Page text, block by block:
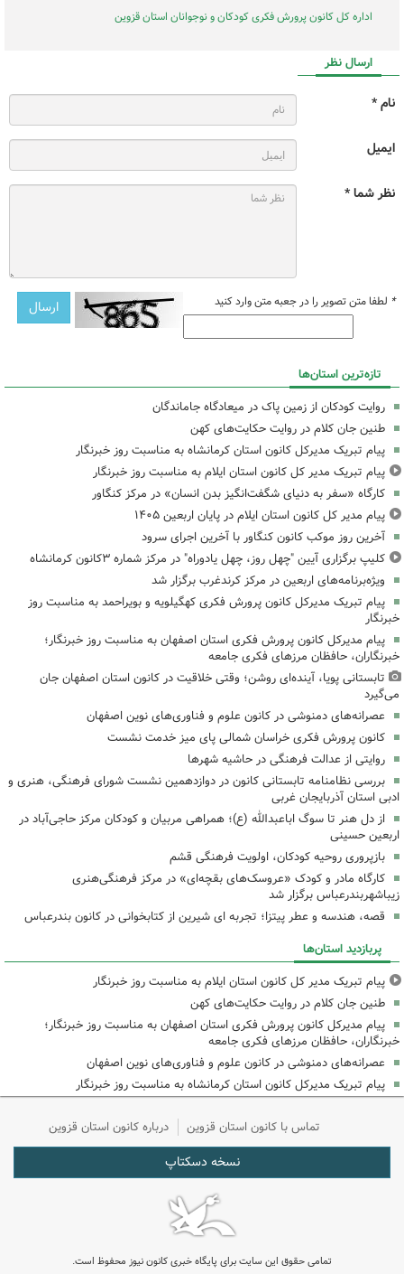
اداره کل کانون پرورش فکری کودکان و نوجوانان استان قزوین
ارسال نظر
نام *
ایمیل
نظر شما *
* لطفا متن تصویر را در جعبه متن وارد کنید
تازه‌ترین استان‌ها
روایت کودکان از زمین پاک در میعادگاه جاماندگان
طنین جان کلام در روایت حکایت‌های کهن
پیام تبریک مدیرکل کانون استان کرمانشاه به مناسبت روز خبرنگار
پیام تبریک مدیر کل کانون استان ایلام به مناسبت روز خبرنگار
کارگاه «سفر به دنیای شگفت‌انگیز بدن انسان» در مرکز کنگاور
پیام مدیر کل کانون استان ایلام در پایان اربعین ۱۴۰۵
آخرین روز موکب کانون کنگاور با آخرین اجرای سرود
کلیپ برگزاری آیین "چهل روز، چهل یادوراه" در مرکز شماره ۳کانون کرمانشاه
ویژه‌برنامه‌های اربعین در مرکز کرندغرب برگزار شد
پیام تبریک مدیرکل کانون پرورش فکری کهگیلویه و بویراحمد به مناسبت روز
خبرنگار
پیام مدیرکل کانون پرورش فکری استان اصفهان به مناسبت روز خبرنگار؛
خبرنگاران، حافظان مرزهای فکری جامعه
تابستانی پویا، آینده‌ای روشن؛ وقتی خلاقیت در کانون استان اصفهان جان
می‌گیرد
عصرانه‌های دمنوشی در کانون علوم و فناوری‌های نوین اصفهان
کانون پرورش فکری خراسان شمالی پای میز خدمت نشست
روایتی از عدالت فرهنگی در حاشیه شهرها
بررسی نظامنامه تابستانی کانون در دوازدهمین نشست شورای فرهنگی، هنری و
ادبی استان آذربایجان غربی
از دل هنر تا سوگ اباعبدالله (ع)؛ همراهی مربیان و کودکان مرکز حاجی‌آباد در
اربعین حسینی
بازپروری روحیه کودکان، اولویت فرهنگی قشم
کارگاه مادر و کودک «عروسک‌های بقچه‌ای» در مرکز فرهنگی‌هنری
زیباشهربندرعباس برگزار شد
قصه، هندسه و عطر پیتزا؛ تجربه ای شیرین از کتابخوانی در کانون بندرعباس
پربازدید استان‌ها
پیام تبریک مدیر کل کانون استان ایلام به مناسبت روز خبرنگار
طنین جان کلام در روایت حکایت‌های کهن
پیام مدیرکل کانون پرورش فکری استان اصفهان به مناسبت روز خبرنگار؛
خبرنگاران، حافظان مرزهای فکری جامعه
عصرانه‌های دمنوشی در کانون علوم و فناوری‌های نوین اصفهان
پیام تبریک مدیرکل کانون استان کرمانشاه به مناسبت روز خبرنگار
تماس با کانون استان قزوین درباره کانون استان قزوین
نسخه دسکتاپ
تمامی حقوق این سایت برای پایگاه خبری کانون نیوز محفوظ است.